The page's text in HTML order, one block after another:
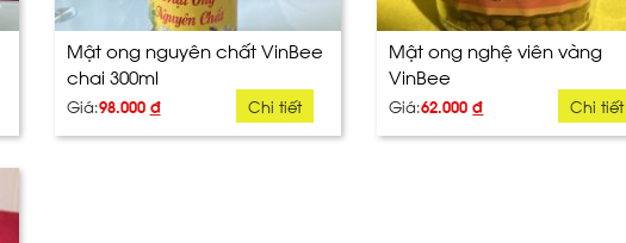
Mật ong nguyên chất VinBee
chai 300ml
Giá:98.000 đ Chi tiết
Mật ong nghệ viên vàng
VinBee
Giá:62.000đ Chi tiết